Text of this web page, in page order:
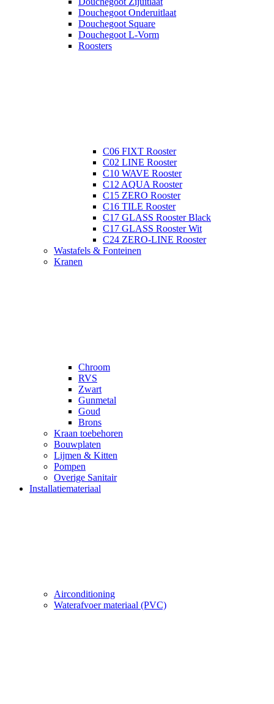
Douchegoot Onderuitlaat
Douchegoot Square
Douchegoot L-Vorm
Roosters
C06 FIXT Rooster
C02 LINE Rooster
C10 WAVE Rooster
C12 AQUA Rooster
C15 ZERO Rooster
C16 TILE Rooster
C17 GLASS Rooster Black
C17 GLASS Rooster Wit
C24 ZERO-LINE Rooster
Wastafels & Fonteinen
Kranen
Chroom
RVS
Zwart
Gunmetal
Goud
Brons
Kraan toebehoren
Bouwplaten
Lijmen & Kitten
Pompen
Overige Sanitair
Installatiemateriaal
Airconditioning
Waterafvoer materiaal (PVC)